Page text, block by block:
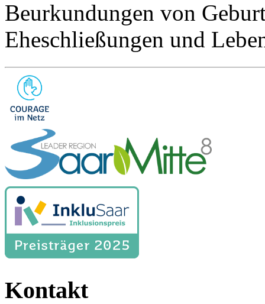
Beurkundungen von
Eheschließungen und
Kontakt